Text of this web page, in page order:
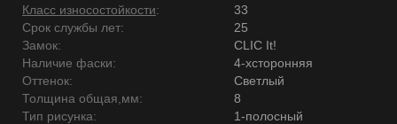
Класс износостойкости:
33
Срок службы лет:
25
Замок:
CLIC It!
Наличие фаски:
4-хсторонняя
Оттенок:
Светлый
Толщина общая,мм:
8
Тип рисунка:
1-полосный